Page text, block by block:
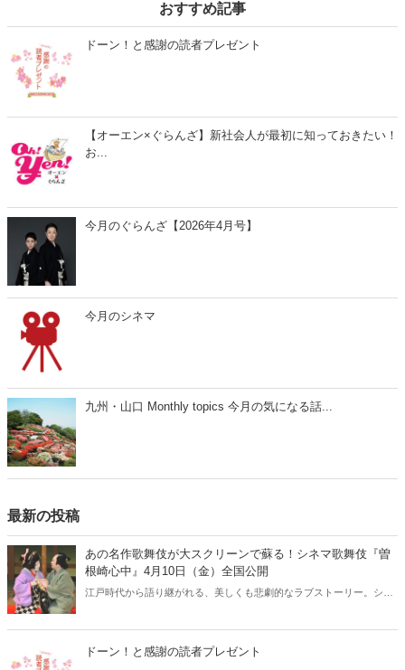
おすすめ記事
ドーン！と感謝の読者プレゼント
【オーエン×ぐらんざ】新社会人が最初に知っておきたい！
お...
今月のぐらんざ【2026年4月号】
今月のシネマ
九州・山口 Monthly topics 今月の気になる話...
最新の投稿
あの名作歌舞伎が大スクリーンで蘇る！シネマ歌舞伎『曽
根崎心中』4月10日（金）全国公開
江戸時代から語り継がれる、美しくも悲劇的なラブストーリー。シネ
中村鴈治郎による珠玉の舞台を、映画館の大スクリーンで堪能できる
貴重な機会です。さらに、話題となった映画『国宝』でも注目を集め
ドーン！と感謝の読者プレゼント